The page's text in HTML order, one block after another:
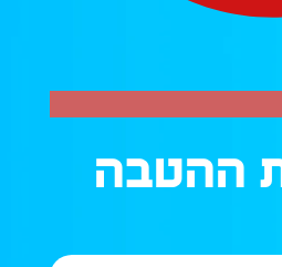
ההטבה